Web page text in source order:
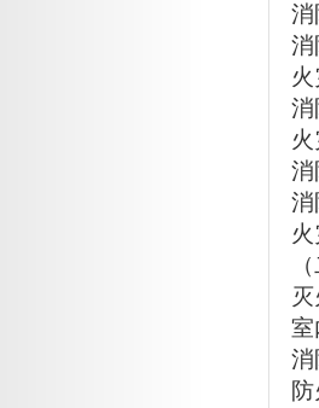
消
消
消
消
消
室
消